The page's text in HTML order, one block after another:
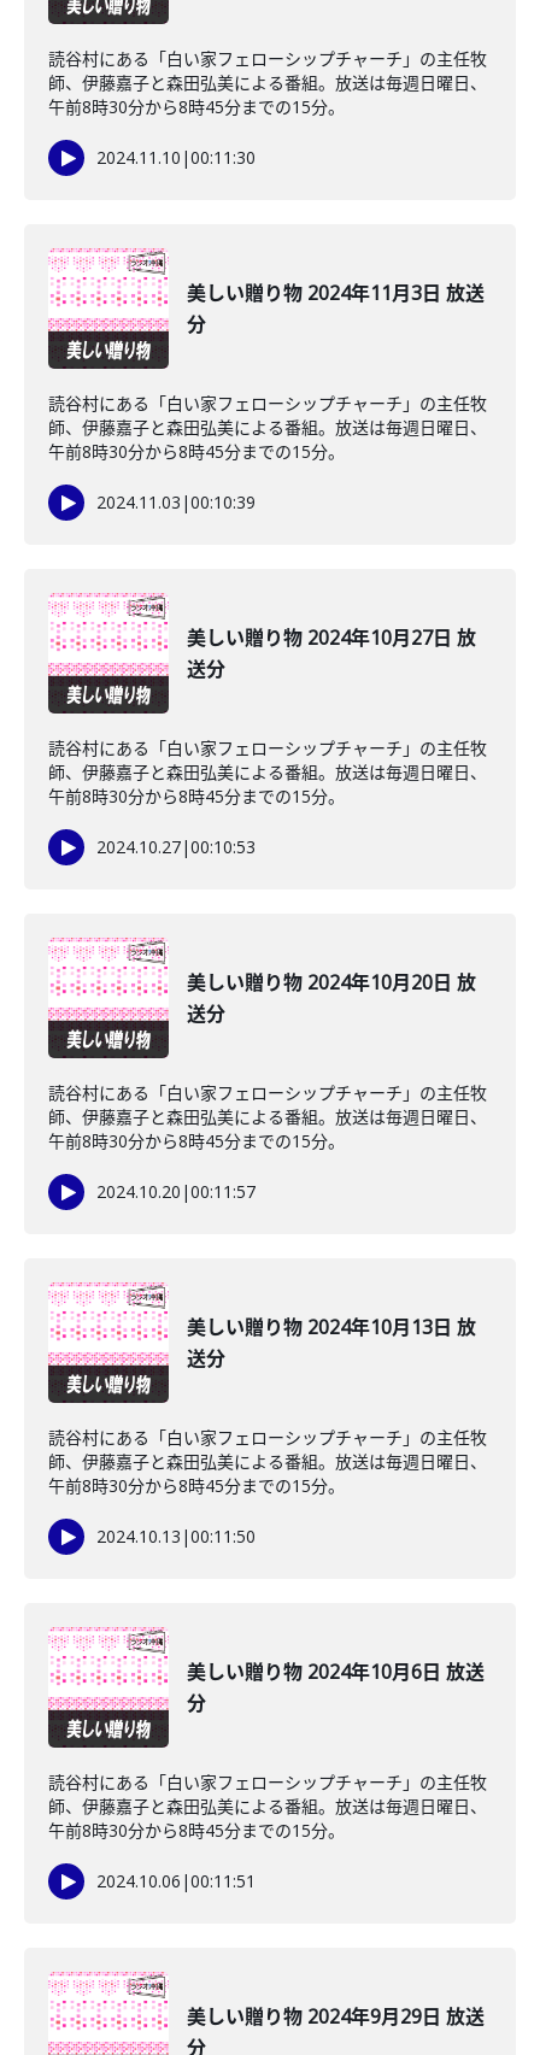
読谷村にある「白い家フェローシップチャーチ」の主任牧
師、伊藤嘉子と森田弘美による番組。放送は毎週日曜日、
午前8時30分から8時45分までの15分。
2024.11.10 |00:11:30
美しい贈り物 2024年11月3日 放送
分
読谷村にある「白い家フェローシップチャーチ」の主任牧
師、伊藤嘉子と森田弘美による番組。放送は毎週日曜日、
午前8時30分から8時45分までの15分。
2024.11.03 |00:10:39
美しい贈り物 2024年10月27日 放
送分
読谷村にある「白い家フェローシップチャーチ」の主任牧
師、伊藤嘉子と森田弘美による番組。放送は毎週日曜日、
午前8時30分から8時45分までの15分。
2024.10.27|00:10:53
美しい贈り物 2024年10月20日 放
送分
読谷村にある「白い家フェローシップチャーチ」の主任牧
師、伊藤嘉子と森田弘美による番組。放送は毎週日曜日、
午前8時30分から8時45分までの15分。
2024.10.20 |00:11:57
美しい贈り物 2024年10月13日 放
送分
読谷村にある「白い家フェローシップチャーチ」の主任牧
師、伊藤嘉子と森田弘美による番組。放送は毎週日曜日、
午前8時30分から8時45分までの15分。
2024.10.13 |00:11:50
美しい贈り物 2024年10月6日 放送
分
読谷村にある「白い家フェローシップチャーチ」の主任牧
師、伊藤嘉子と森田弘美による番組。放送は毎週日曜日、
午前8時30分から8時45分までの15分。
2024.10.06 |00:11:51
美しい贈り物 2024年9月29日 放送
分